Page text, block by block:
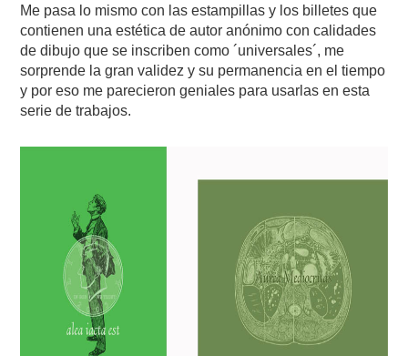
Me pasa lo mismo con las estampillas y los billetes que
contienen una estética de autor anónimo con calidades
de dibujo que se inscriben como ´universales´, me
sorprende la gran validez y su permanencia en el tiempo
y por eso me parecieron geniales para usarlas en esta
serie de trabajos.